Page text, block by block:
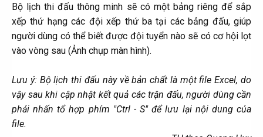
Bộ lịch thi đấu thông minh sẽ có một bảng riêng để sắp
xếp thứ hạng các đội xếp thứ ba tại các bảng đấu, giúp
người dùng có thể biết được đội tuyển nào sẽ có cơ hội lọt
vào vòng sau (Ảnh chụp màn hình).
Lưu ý: Bộ lịch thi đấu này về bản chất là một file Excel, do
vậy sau khi cập nhật kết quả các trận đấu, người dùng cần
phải nhấn tổ hợp phím "Ctrl - S" để lưu lại nội dung của
file.